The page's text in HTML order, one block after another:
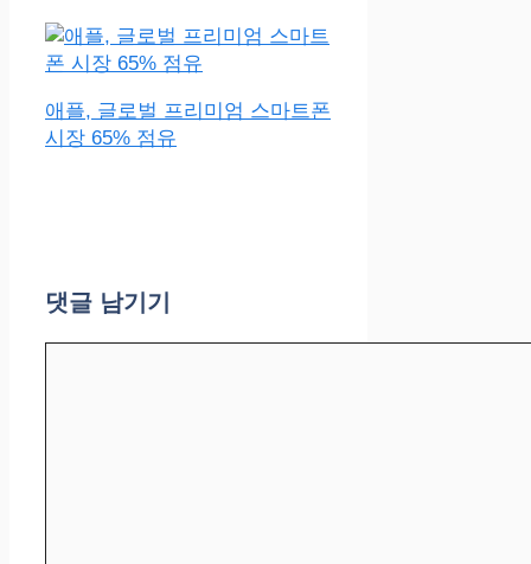
애플, 글로벌 프리미엄 스마트폰
시장 65% 점유
댓글 남기기